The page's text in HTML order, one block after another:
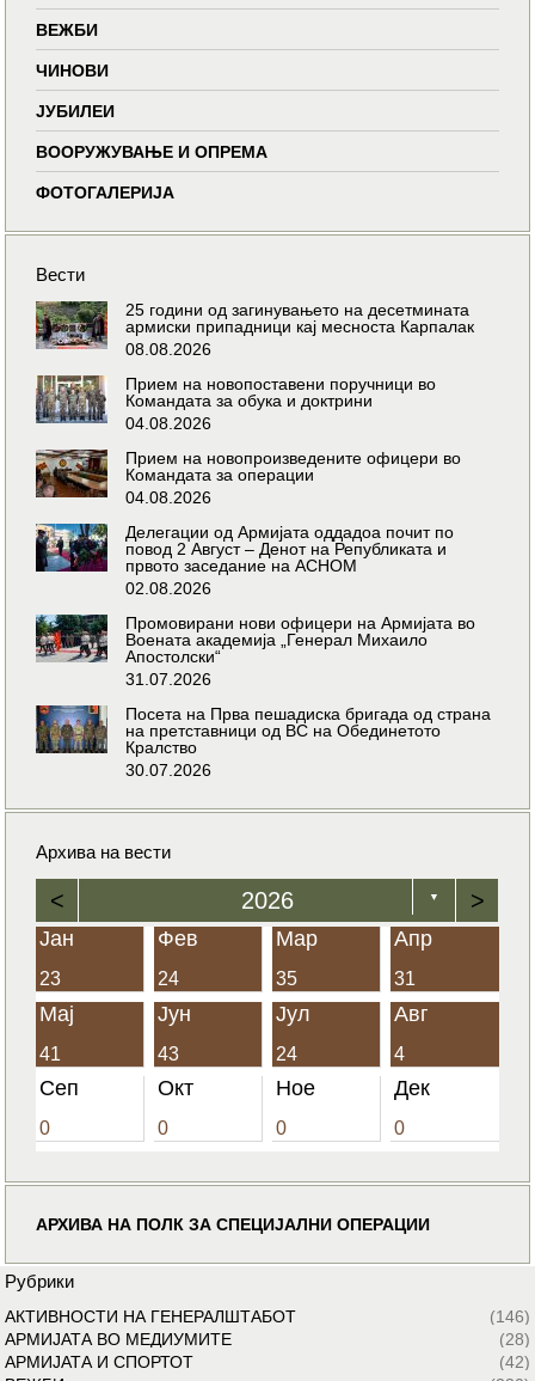
ВЕЖБИ
ЧИНОВИ
ЈУБИЛЕИ
ВООРУЖУВАЊЕ И ОПРЕМА
ФОТОГАЛЕРИЈА
Вести
25 години од загинувањето на десетмината
армиски припадници кај месноста Карпалак
08.08.2026
Прием на новопоставени поручници во
Командата за обука и доктрини
04.08.2026
Прием на новопроизведените офицери во
Командата за операции
04.08.2026
Делегации од Армијата оддадоа почит по
повод 2 Август – Денот на Републиката и
првото заседание на АСНОМ
02.08.2026
Промовирани нови офицери на Армијата во
Воената академија „Генерал Михаило
Апостолски“
31.07.2026
Посета на Прва пешадиска бригада од страна
на претставници од ВС на Обединетото
Кралство
30.07.2026
Архива на вести
< 2026 ▼ >
Јан
23
Фев
24
Мар
35
Апр
31
Мај
41
Јун
43
Јул
24
Авг
4
Сеп
0
Окт
0
Ное
0
Дек
0
АРХИВА НА ПОЛК ЗА СПЕЦИЈАЛНИ ОПЕРАЦИИ
Рубрики
АКТИВНОСТИ НА ГЕНЕРАЛШТАБОТ
(146)
АРМИЈАТА ВО МЕДИУМИТЕ
(28)
АРМИЈАТА И СПОРТОТ
(42)